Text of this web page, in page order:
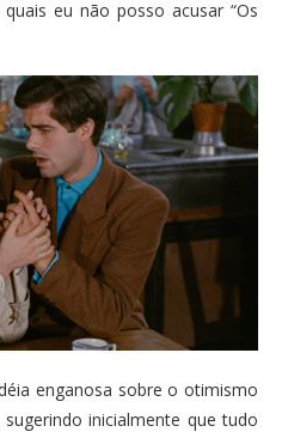
eu não posso acusar “Os
enganosa sobre o otimismo
inicialmente que tudo